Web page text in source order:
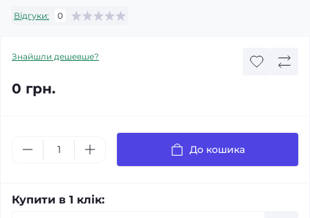
Відгуки: 0
Знайшли дешевше?
0 грн.
До кошика
Купити в 1 клік: